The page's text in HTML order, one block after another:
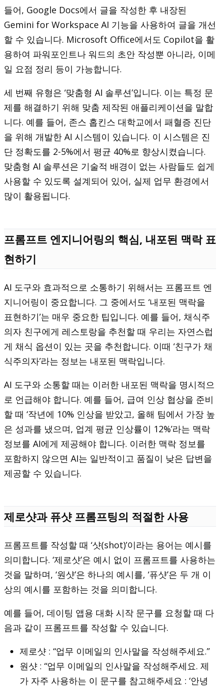
들어, Google Docs에서 글을 작성한 후 내장된
Gemini for Workspace AI 기능을 사용하여 글을 개선
할 수 있습니다. Microsoft Office에서도 Copilot을 활
용하여 파워포인트나 워드의 초안 작성뿐 아니라, 이메
일 요점 정리 등이 가능합니다.
세 번째 유형은 ‘맞춤형 AI 솔루션’입니다. 이는 특정 문
제를 해결하기 위해 맞춤 제작된 애플리케이션을 말합
니다. 예를 들어, 존스 홉킨스 대학교에서 패혈증 진단
을 위해 개발한 AI 시스템이 있습니다. 이 시스템은 진
단 정확도를 2-5%에서 평균 40%로 향상시켰습니다.
맞춤형 AI 솔루션은 기술적 배경이 없는 사람들도 쉽게
사용할 수 있도록 설계되어 있어, 실제 업무 환경에서
많이 활용됩니다.
프롬프트 엔지니어링의 핵심, 내포된 맥락 표
현하기
AI 도구와 효과적으로 소통하기 위해서는 프롬프트 엔
지니어링이 중요합니다. 그 중에서도 ‘내포된 맥락을
표현하기’는 매우 중요한 팁입니다. 예를 들어, 채식주
의자 친구에게 레스토랑을 추천할 때 우리는 자연스럽
게 채식 옵션이 있는 곳을 추천합니다. 이때 ‘친구가 채
식주의자’라는 정보는 내포된 맥락입니다.
AI 도구와 소통할 때는 이러한 내포된 맥락을 명시적으
로 언급해야 합니다. 예를 들어, 급여 인상 협상을 준비
할 때 ‘작년에 10% 인상을 받았고, 올해 팀에서 가장 높
은 성과를 냈으며, 업계 평균 인상률이 12%’라는 맥락
정보를 AI에게 제공해야 합니다. 이러한 맥락 정보를
포함하지 않으면 AI는 일반적이고 품질이 낮은 답변을
제공할 수 있습니다.
제로샷과 퓨샷 프롬프팅의 적절한 사용
프롬프트를 작성할 때 ‘샷(shot)’이라는 용어는 예시를
의미합니다. ‘제로샷’은 예시 없이 프롬프트를 사용하는
것을 말하며, ‘원샷’은 하나의 예시를, ‘퓨샷’은 두 개 이
상의 예시를 포함하는 것을 의미합니다.
예를 들어, 데이팅 앱용 대화 시작 문구를 요청할 때 다
음과 같이 프롬프트를 작성할 수 있습니다.
제로샷 : “업무 이메일의 인사말을 작성해주세요.”
원샷 : “업무 이메일의 인사말을 작성해주세요. 제
가 자주 사용하는 이 문구를 참고해주세요 : ‘안녕